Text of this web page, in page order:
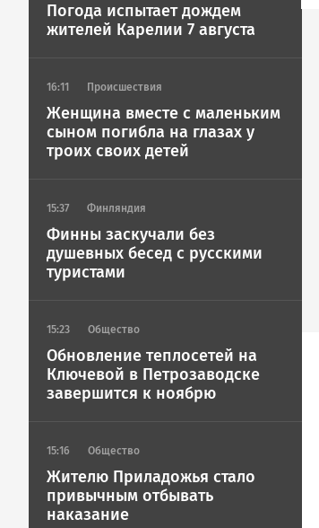
Погода испытает дождем
жителей Карелии 7 августа
16:11 Происшествия
Женщина вместе с маленьким
сыном погибла на глазах у
троих своих детей
15:37 Финляндия
Финны заскучали без
душевных бесед с русскими
туристами
15:23 Общество
Обновление теплосетей на
Ключевой в Петрозаводске
завершится к ноябрю
15:16 Общество
Жителю Приладожья стало
привычным отбывать
наказание